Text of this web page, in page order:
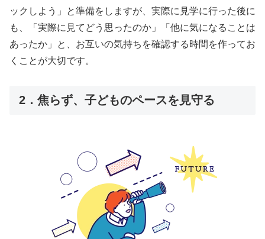
ックしよう」と準備をしますが、実際に見学に行った後に
も、「実際に見てどう思ったのか」「他に気になることは
あったか」と、お互いの気持ちを確認する時間を作ってお
くことが大切です。
2．焦らず、子どものペースを見守る